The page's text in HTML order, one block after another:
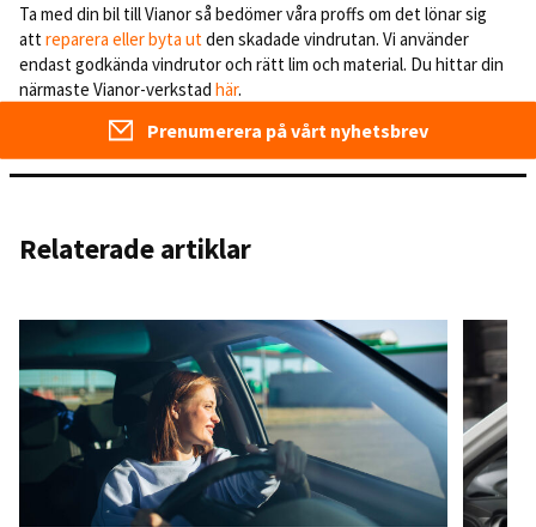
Prenumerera på vårt nyhetsbrev
Ta med din bil till Vianor så bedömer våra proffs om det lönar sig
att reparera eller byta ut den skadade vindrutan. Vi använder
endast godkända vindrutor och rätt lim och material. Du hittar din
närmaste Vianor-verkstad här.
Relaterade artiklar